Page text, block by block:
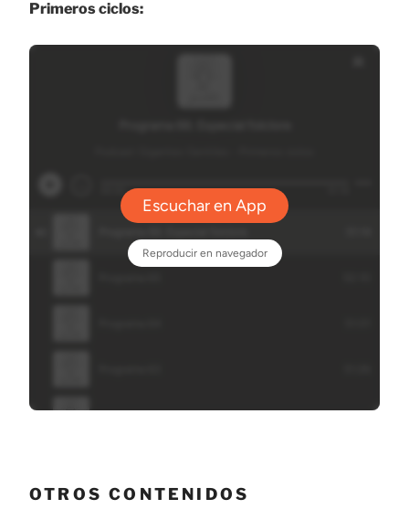
Primeros ciclos:
OTROS CONTENIDOS